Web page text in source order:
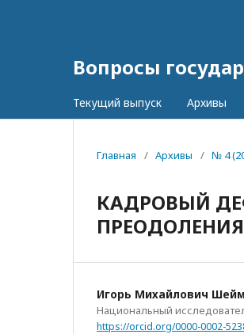
Вопросы
Текущий выпуск Архивы
Главная / Архивы / № 4
КАДРОВЫЙ
ПРЕОДОЛЕНИЯ
Игорь Михайлович
Национальный
https://orcid.org/0000-0002-